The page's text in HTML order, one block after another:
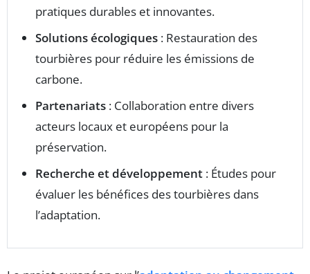
pratiques durables et innovantes.
Solutions écologiques : Restauration des
tourbières pour réduire les émissions de
carbone.
Partenariats : Collaboration entre divers
acteurs locaux et européens pour la
préservation.
Recherche et développement : Études pour
évaluer les bénéfices des tourbières dans
l’adaptation.